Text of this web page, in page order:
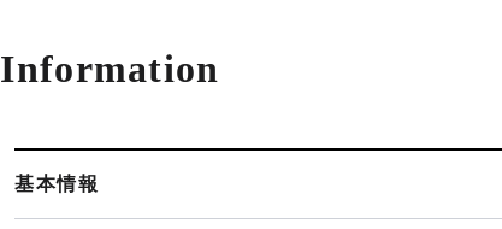
Information
基本情報